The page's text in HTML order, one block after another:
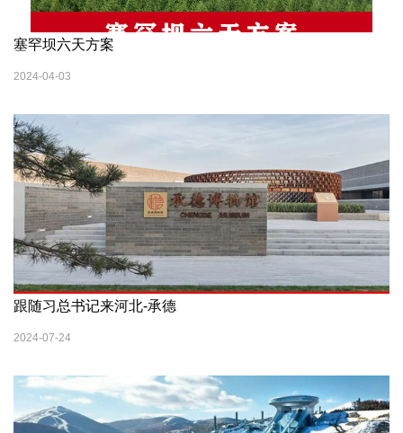
塞罕坝六天方案
2024-04-03
跟随习总书记来河北-承德
2024-07-24